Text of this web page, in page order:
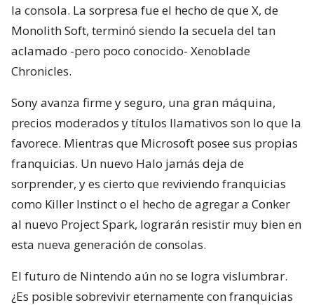
la consola. La sorpresa fue el hecho de que X, de
Monolith Soft, terminó siendo la secuela del tan
aclamado -pero poco conocido- Xenoblade
Chronicles.
Sony avanza firme y seguro, una gran máquina,
precios moderados y títulos llamativos son lo que la
favorece. Mientras que Microsoft posee sus propias
franquicias. Un nuevo Halo jamás deja de
sorprender, y es cierto que reviviendo franquicias
como Killer Instinct o el hecho de agregar a Conker
al nuevo Project Spark, lograrán resistir muy bien en
esta nueva generación de consolas.
El futuro de Nintendo aún no se logra vislumbrar.
¿Es posible sobrevivir eternamente con franquicias